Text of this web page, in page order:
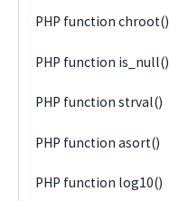
PHP function chroot()
PHP function is_null()
PHP function strval()
PHP function asort()
PHP function log10()